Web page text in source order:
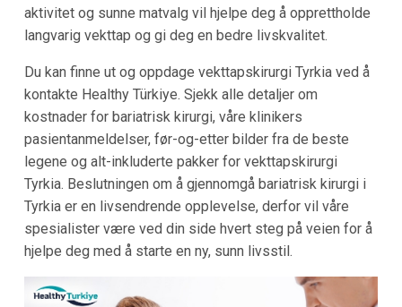
aktivitet og sunne matvalg vil hjelpe deg å opprettholde
langvarig vekttap og gi deg en bedre livskvalitet.
Du kan finne ut og oppdage vekttapskirurgi Tyrkia ved å
kontakte Healthy Türkiye. Sjekk alle detaljer om
kostnader for bariatrisk kirurgi, våre klinikers
pasientanmeldelser, før-og-etter bilder fra de beste
legene og alt-inkluderte pakker for vekttapskirurgi
Tyrkia. Beslutningen om å gjennomgå bariatrisk kirurgi i
Tyrkia er en livsendrende opplevelse, derfor vil våre
spesialister være ved din side hvert steg på veien for å
hjelpe deg med å starte en ny, sunn livsstil.